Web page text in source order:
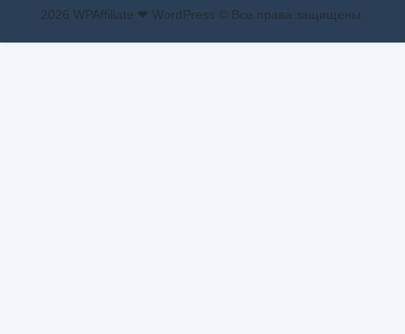
2026 WPAffiliate ❤ WordPress © Все права защищены.